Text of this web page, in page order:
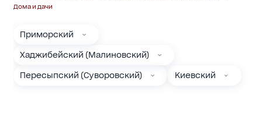
Дома и дачи
Приморский
Хаджибейский (Малиновский)
Пересыпский (Суворовский) Киевский